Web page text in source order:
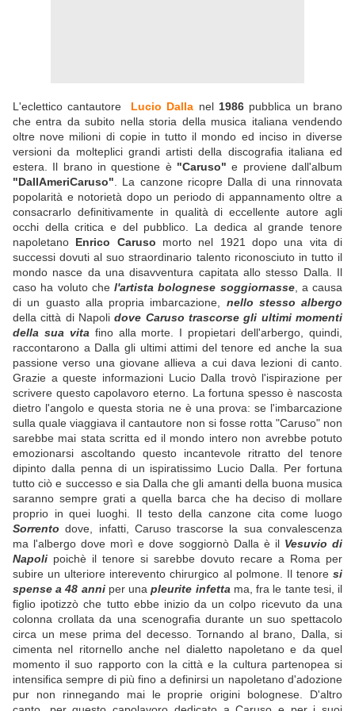
L'eclettico cantautore Lucio Dalla nel 1986pubblica un brano
che entra da subito nella storia della musica italiana vendendo
oltre nove milioni di copie in tutto il mondo ed inciso in diverse
versioni da molteplici grandi artisti della discografia italiana ed
estera. Il brano in questione è "Caruso" e proviene dall'album
"DallAmeriCaruso" . La canzone ricopre Dalla di una rinnovata
popolarità e notorietà dopo un periodo di appannamento oltre a
consacrarlo definitivamente in qualità di eccellente autore agli
occhi della critica e del pubblico. La dedica al grande tenore
napoletano Enrico Caruso morto nel 1921 dopo una vita di
successi dovuti al suo straordinario talento riconosciuto in tutto il
mondo nasce da una disavventura capitata allo stesso Dalla. Il
caso ha voluto che l'artista bolognese soggiornasse, a causa
di un guasto alla propria imbarcazione, nello stesso albergo
della città di Napolidove Caruso trascorse gli ultimi momenti
della sua vita fino alla morte. I propietari dell'arbergo, quindi,
raccontarono a Dalla gli ultimi attimi del tenore ed anche la sua
passione verso una giovane allieva a cui dava lezioni di canto.
Grazie a queste informazioni Lucio Dalla trovò l'ispirazione per
scrivere questo capolavoro eterno. La fortuna spesso è nascosta
dietro l'angolo e questa storia ne è una prova: se l'imbarcazione
sulla quale viaggiava il cantautore non si fosse rotta "Caruso" non
sarebbe mai stata scritta ed il mondo intero non avrebbe potuto
emozionarsi ascoltando questo incantevole ritratto del tenore
dipinto dalla penna di un ispiratissimo Lucio Dalla. Per fortuna
tutto ciò e successo e sia Dalla che gli amanti della buona musica
saranno sempre grati a quella barca che ha deciso di mollare
proprio in quei luoghi. Il testo della canzone cita come luogo
Sorrento dove, infatti, Caruso trascorse la sua convalescenza
ma l'albergo dove morì e dove soggiornò Dalla è il Vesuvio di
Napoli poichè il tenore si sarebbe dovuto recare a Roma per
subire un ulteriore interevento chirurgico al polmone. Il tenore si
spense a 48 anniper unapleurite infetta ma, fra le tante tesi, il
figlio ipotizzò che tutto ebbe inizio da un colpo ricevuto da una
colonna crollata da una scenografia durante un suo spettacolo
circa un mese prima del decesso. Tornando al brano, Dalla, si
cimenta nel ritornello anche nel dialetto napoletano e da quel
momento il suo rapporto con la città e la cultura partenopea si
intensifica sempre di più fino a definirsi un napoletano d'adozione
pur non rinnegando mai le proprie origini bolognese. D'altro